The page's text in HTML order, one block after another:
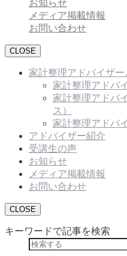
お知らせ
メディア掲載情報
お問い合わせ
CLOSE
家計整理アドバイザー
家計整理アドバ
家計整理アドバ
ス）
家計整理アドバ
アドバイザー紹介
受講生の声
お知らせ
メディア掲載情報
お問い合わせ
CLOSE
キーワードで記事を検索